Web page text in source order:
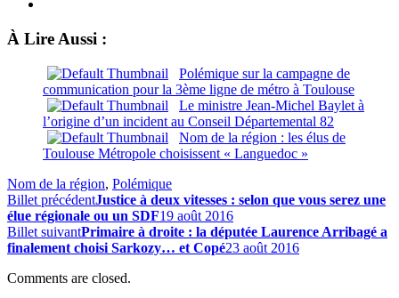
À Lire Aussi :
Polémique sur la campagne de
communication pour la 3ème ligne de métro à Toulouse
Le ministre Jean-Michel Baylet à
l’origine d’un incident au Conseil Départemental 82
Nom de la région : les élus de
Toulouse Métropole choisissent « Languedoc »
Nom de la région, Polémique
Billet précédentJustice à deux vitesses : selon que vous serez une
élue régionale ou un SDF19 août 2016
Billet suivantPrimaire à droite : la députée Laurence Arribagé a
finalement choisi Sarkozy… et Copé23 août 2016
Comments are closed.